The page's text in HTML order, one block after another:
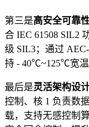
第三是高安全可靠
合 IEC 61508 SIL2
级 SIL3；通过
持 - 40℃~125℃宽温
最后是灵活架构设
控制、核 1 负责数
载，支持无感控制